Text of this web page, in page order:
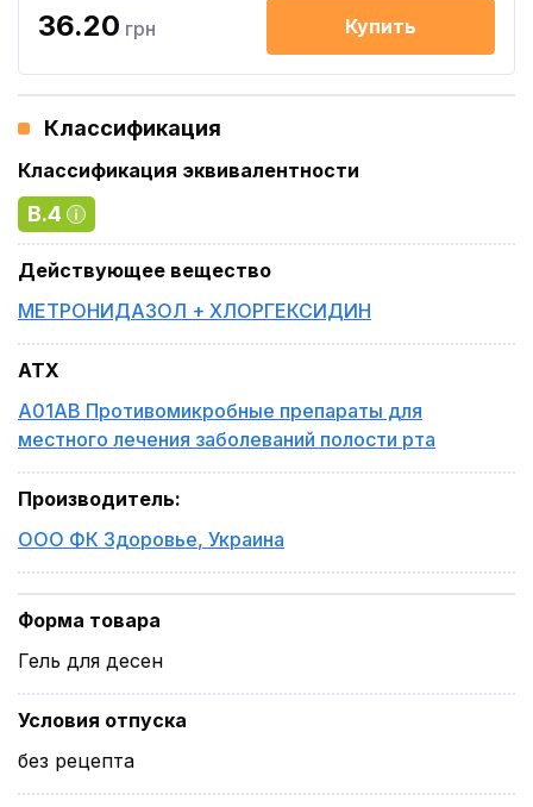
36.20 грн Купить
Классификация
Классификация эквивалентности
B.4
Действующее вещество
МЕТРОНИДАЗОЛ + ХЛОРГЕКСИДИН
ATX
A01AB Противомикробные препараты для
местного лечения заболеваний полости рта
Производитель:
ООО ФК Здоровье, Украина
Форма товара
Гель для десен
Условия отпуска
без рецепта